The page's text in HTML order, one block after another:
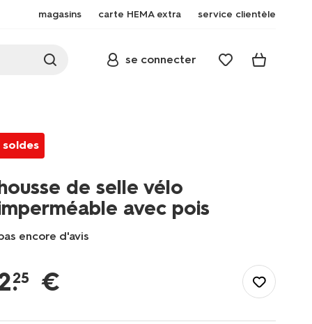
magasins carte HEMA extra service clientèle
se connecter
soldes
de selle vélo
avec pois
encore d'avis
.
25 €